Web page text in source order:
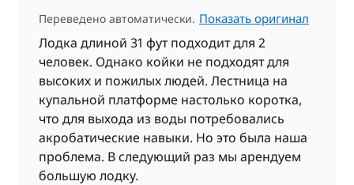
Переведено автоматически. Показать оригинал
Лодка длиной 31 фут подходит для 2
человек. Однако койки не подходят для
высоких и пожилых людей. Лестница на
купальной платформе настолько коротка,
что для выхода из воды потребовались
акробатические навыки. Но это была наша
проблема. В следующий раз мы арендуем
большую лодку.